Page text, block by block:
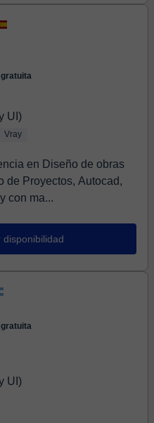
UI)
Vray
en Diseño de obras
de Proyectos, Autocad,
con ma...
disponibilidad
UI)